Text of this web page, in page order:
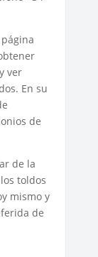
ver
En su
de
de la
toldos
mismo y
de